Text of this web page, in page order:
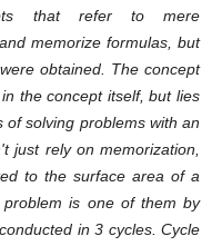
that refer to mere
memorize formulas, but
obtained. The concept
the concept itself, but lies
of solving problems with an
just rely on memorization,
to the surface area of ​​a
is one of them by
in 3 cycles. Cycle